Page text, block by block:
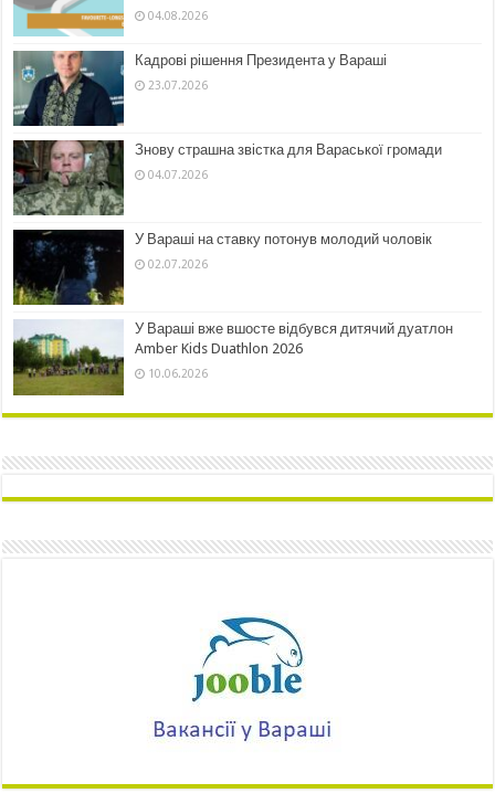
04.08.2026
Кадрові рішення Президента у Вараші
23.07.2026
Знову страшна звістка для Вараської громади
04.07.2026
У Вараші на ставку потонув молодий чоловік
02.07.2026
У Вараші вже вшосте відбувся дитячий дуатлон
Amber Kids Duathlon 2026
10.06.2026